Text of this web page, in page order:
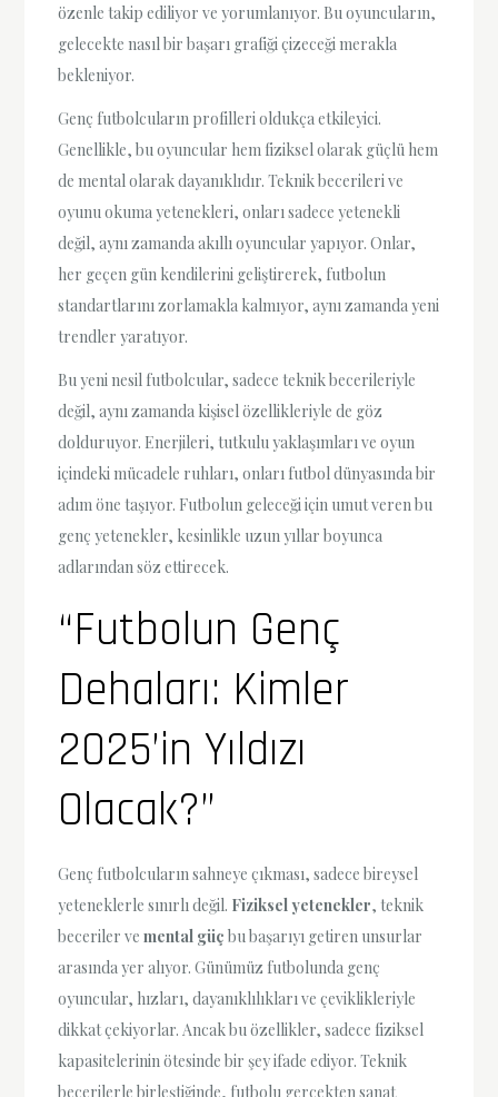
özenle takip ediliyor ve yorumlanıyor. Bu oyuncuların,
gelecekte nasıl bir başarı grafiği çizeceği merakla
bekleniyor.
Genç futbolcuların profilleri oldukça etkileyici.
Genellikle, bu oyuncular hem fiziksel olarak güçlü hem
de mental olarak dayanıklıdır. Teknik becerileri ve
oyunu okuma yetenekleri, onları sadece yetenekli
değil, aynı zamanda akıllı oyuncular yapıyor. Onlar,
her geçen gün kendilerini geliştirerek, futbolun
standartlarını zorlamakla kalmıyor, aynı zamanda yeni
trendler yaratıyor.
Bu yeni nesil futbolcular, sadece teknik becerileriyle
değil, aynı zamanda kişisel özellikleriyle de göz
dolduruyor. Enerjileri, tutkulu yaklaşımları ve oyun
içindeki mücadele ruhları, onları futbol dünyasında bir
adım öne taşıyor. Futbolun geleceği için umut veren bu
genç yetenekler, kesinlikle uzun yıllar boyunca
adlarından söz ettirecek.
“Futbolun Genç
Dehaları: Kimler
2025’in Yıldızı
Olacak?”
Genç futbolcuların sahneye çıkması, sadece bireysel
yeteneklerle sınırlı değil. Fiziksel yetenekler, teknik
beceriler vemental güç bu başarıyı getiren unsurlar
arasında yer alıyor. Günümüz futbolunda genç
oyuncular, hızları, dayanıklılıkları ve çeviklikleriyle
dikkat çekiyorlar. Ancak bu özellikler, sadece fiziksel
kapasitelerinin ötesinde bir şey ifade ediyor. Teknik
becerilerle birleştiğinde, futbolu gerçekten sanat